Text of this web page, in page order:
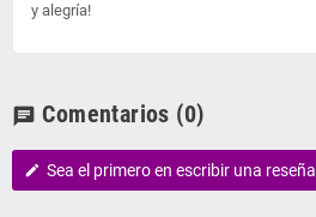
y alegría!
chat Comentarios (0)
edit Sea el primero en escribir una reseña